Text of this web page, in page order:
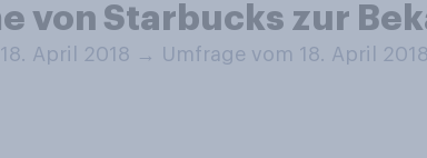
von Starbucks zur
April 2018 → Umfrage vom 18. April